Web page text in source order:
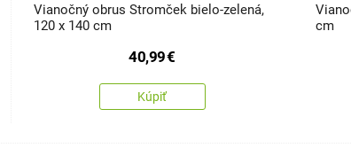
Vianočný obrus Stromček bielo-zelená,
120 x 140 cm
40,99€
Kúpiť
cm